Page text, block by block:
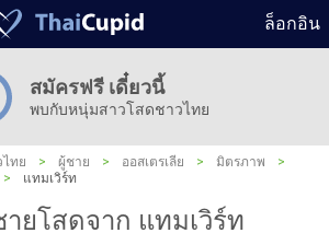
ล็อกอิน
สมัครฟรี เดี๋ยวนี้
พบกับหนุ่มสาวโสดชาวไทย
ไทย > ผู้ชาย > ออสเตรเลีย > มิตรภาพ
>
> แทมเวิร์ท
ยโสดจาก แทมเวิร์ท